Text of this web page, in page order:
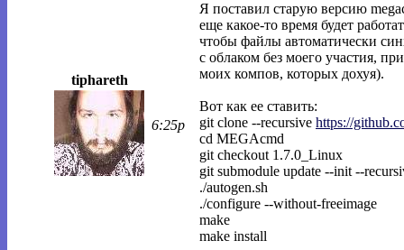
tiphareth
6:25p
Я поставил старую версию
еще какое-то время будет
чтобы файлы автоматически
с облаком без моего участия,
моих компов, которых дохуя).
Вот как ее ставить:
git clone --recursive https://
cd MEGAcmd
git checkout 1.7.0_Linux
git submodule update --init --
./autogen.sh
./configure --without-freeimage
make
make install